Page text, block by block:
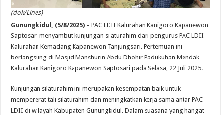
(dok/Lines)
Gunungkidul, (5/8/2025) – PAC LDII Kalurahan Kanigoro Kapanewon
Saptosari menyambut kunjungan silaturahim dari pengurus PAC LDII
Kalurahan Kemadang Kapanewon Tanjungsari. Pertemuan ini
berlangsung di Masjid Manshurin Abdu Dhohir Padukuhan Mendak
Kalurahan Kanigoro Kapanewon Saptosari pada Selasa, 22 Juli 2025.
Kunjungan silaturahim ini merupakan kesempatan baik untuk
mempererat tali silaturahim dan meningkatkan kerja sama antar PAC
LDII di wilayah Kabupaten Gunungkidul. Dalam suasana yang hangat